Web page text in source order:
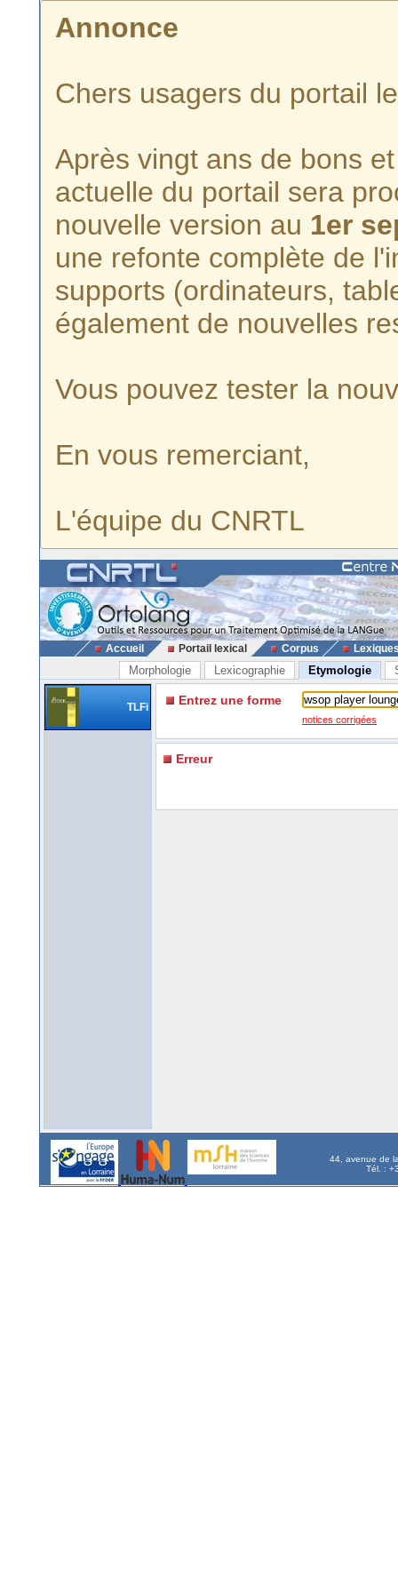
Annonce
Chers usagers du portail
Après vingt ans de bons
actuelle du portail sera
nouvelle version au 1er
une refonte complète de
supports (ordinateurs,
également de nouvelles
Vous pouvez tester la
En vous remerciant,
L'équipe du CNRTL
Accueil Portail lexical Corpus
Morphologie Lexicographie Etymologie
TLFi Entrez une forme
notices corrigées
Erreur
44, avenue de
Tél. :